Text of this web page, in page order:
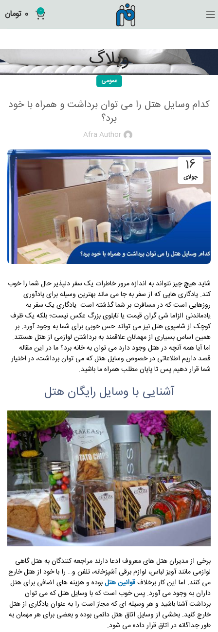
0
0 تومان
وبلاگ
عمومی
کدام وسایل هتل را می توان برداشت و همراه با خود
برد؟
Afra Author
16
جولای
شاید هیچ چیز نتواند به اندازه مرور خاطرات یک سفر دلپذیر حال شما را خوب
کند. یادگاری هایی که از سفر به جا می ماند بهترین وسیله برای یادآوری
روزهایی است که در مسافرت بر شما گذشته است. یادگاری یک سفر به
یادماندنی الزاما شی گران قیمت یا تابلوی بزرگ عکس نیست؛ بلکه یک ظرف
کوچک از شامپوی هتل نیز می تواند حس خوبی برای شما به وجود آورد. بر
همین اساس بسیاری از مهمانان علاقمند به برداشتن لوازمی از هتل هستند.
اما آیا همه آنچه در هتل وجود دارد می توان به خانه برد؟ ما در این مقاله
قصد داریم اطلاعاتی در خصوص وسایل هتل که می توان برداشت، در اختیار
شما قرار دهیم پس تا پایان مطلب همراه ما باشید.
آشنایی با وسایل رایگان هتل
برخی از مدیران هتل های معروف ادعا دارند مراجعه کنندگان به هتل گاهی
لوازمی مانند آویز لباس، لوازم برقی آشپزخانه، تلفن و… را با خود از هتل خارج
می کنند. اما این کار برخلافقوانین هتلبوده و هزینه های اضافی برای هتل
داران به وجود می آورد. پس خوب است که با وسایل هتل که می توان
برداشت آشنا باشید و هر وسیله ای که مجاز است را به عنوان یادگاری از هتل
خارج کنید. بخشی از وسایل اتاق هتل دائمی بوده و بعضی برای هر مهمان به
طور جداگانه در اتاق قرار داده می شود.